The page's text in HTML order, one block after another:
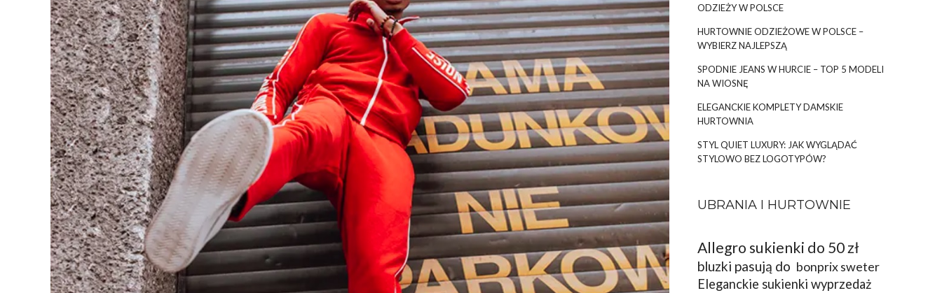
ODZIEŻY W POLSCE
HURTOWNIE ODZIEŻOWE W POLSCE –
WYBIERZ NAJLEPSZĄ
SPODNIE JEANS W HURCIE – TOP 5 MODELI
NA WIOSNĘ
ELEGANCKIE KOMPLETY DAMSKIE
HURTOWNIA
STYL QUIET LUXURY: JAK WYGLĄDAĆ
STYLOWO BEZ LOGOTYPÓW?
UBRANIA I HURTOWNIE
Allegro sukienki do 50 zł
bluzki pasują do bonprix sweter
Eleganckie sukienki wyprzedaż